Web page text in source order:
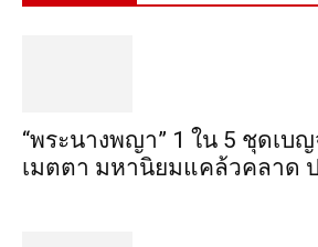
“พระ​นาง​พญา” 1 ใน 5​ ชุดเบ
เมตตา​ มหา​นิยม​แคล้วคลาด​